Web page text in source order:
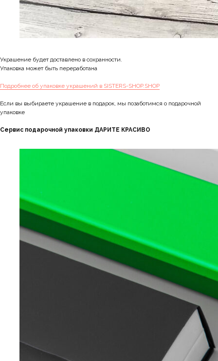
Украшение будет доставлено в сохранности.
Упаковка может быть переработана
Подробнее об упаковке украшений в SISTERS-SHOP.SHOP
Если вы выбираете украшение в подарок, мы позаботимся о подарочной
упаковке
Сервис подарочной упаковки ДАРИТЕ КРАСИВО